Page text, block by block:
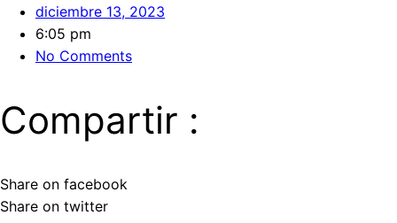
diciembre 13, 2023
6:05 pm
No Comments
Compartir :
Share on facebook
Share on twitter